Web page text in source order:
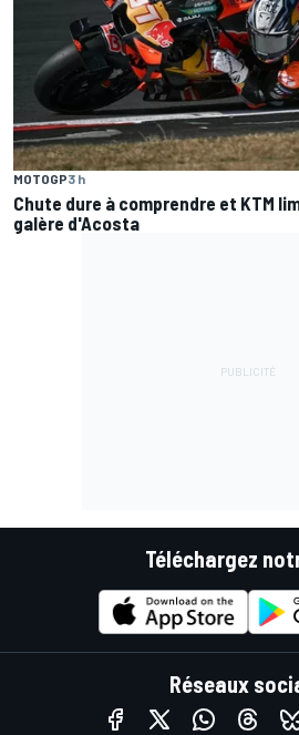
MOTOGP3 h
Chute dure à comprendre et KTM
galère d'Acosta
Téléchargez
Réseaux